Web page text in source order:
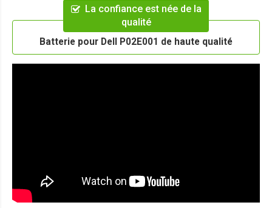
La confiance est née de la
qualité
Batterie pour Dell P02E001 de haute qualité